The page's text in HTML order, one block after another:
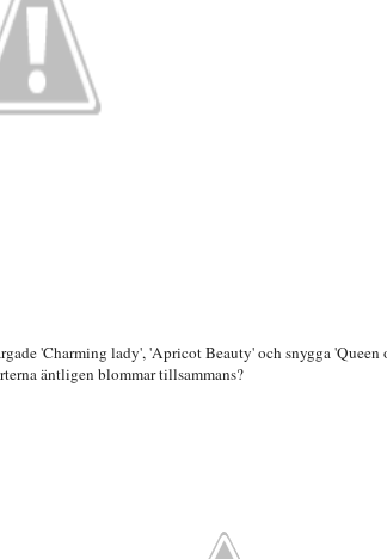
'Charming lady', 'Apricot Beauty' och snygga
äntligen blommar tillsammans?